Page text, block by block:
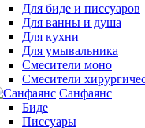
Для биде и писсуаров
Для ванны и душа
Для кухни
Для умывальника
Смесители моно
Смесители
Санфаянс
Биде
Писсуары